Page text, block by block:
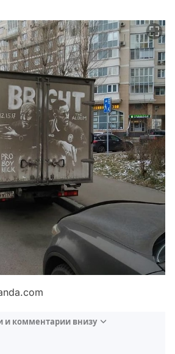
и комментарии внизу